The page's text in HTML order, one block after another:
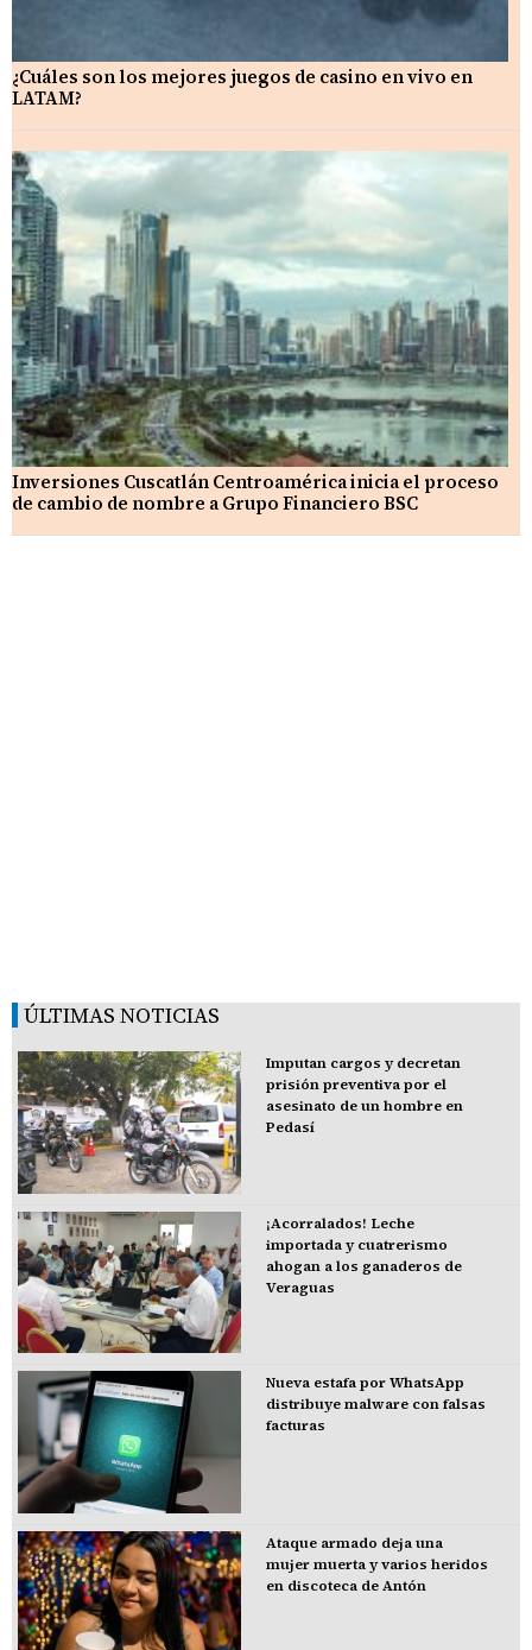
¿Cuáles son los mejores juegos de casino en vivo en
LATAM?
Inversiones Cuscatlán Centroamérica inicia el proceso
de cambio de nombre a Grupo Financiero BSC
ÚLTIMAS NOTICIAS
Imputan cargos y decretan
prisión preventiva por el
asesinato de un hombre en
Pedasí
¡Acorralados! Leche
importada y cuatrerismo
ahogan a los ganaderos de
Veraguas
Nueva estafa por WhatsApp
distribuye malware con falsas
facturas
Ataque armado deja una
mujer muerta y varios heridos
en discoteca de Antón